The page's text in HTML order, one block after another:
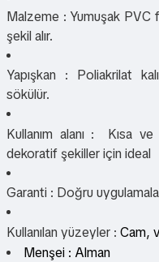
Malzeme : Yumuşak PVC
şekil alır.
Yapışkan : Poliakrilat
sökülür.
Kullanım alanı :
Kısa
dekoratif şekiller için ideal
Garanti : Doğru
Kullanılan yüzeyler : Cam,
Menşei : Alman